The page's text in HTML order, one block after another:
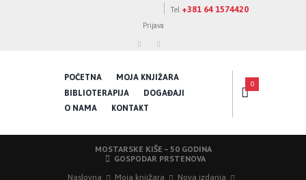
Tel +381 64 1574420
Prijava
POČETNA
MOJA KNJIŽARA
BIBLIOTERAPIJA
DOGAĐAJI
O NAMA
KONTAKT
0
MOSTARSKE KIŠE – 50 GODINA
GOSPODAR PRSTENOVA
Naslovna Moja knjižara
Nova izdanja